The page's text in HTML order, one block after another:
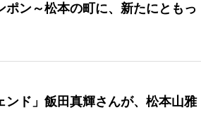
ポン～松本の町に、新たにともっ
ンド」飯田真輝さんが、松本山雅